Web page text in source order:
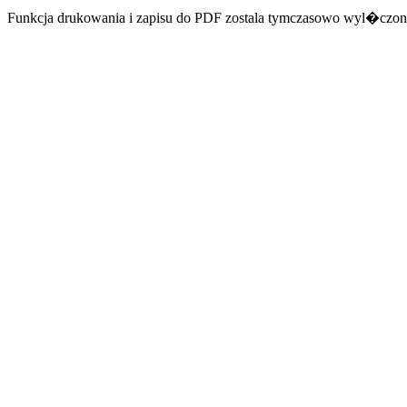
Funkcja drukowania i zapisu do PDF zostala tymczasowo